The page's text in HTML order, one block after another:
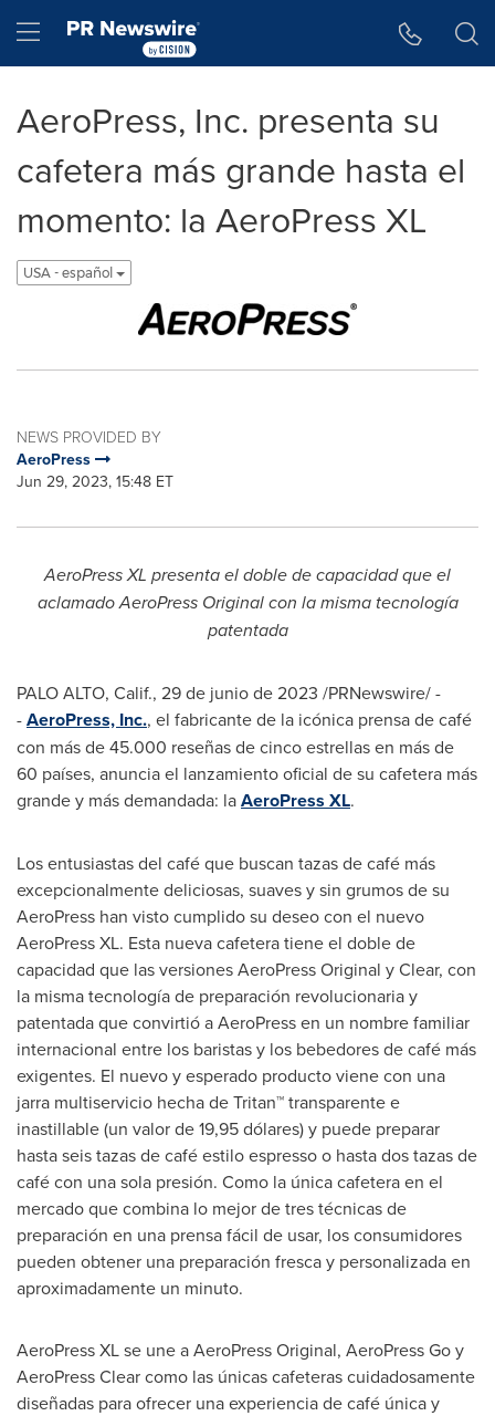
Hamburger menu
AeroPress, Inc. presenta su
cafetera más grande hasta el
momento: la AeroPress XL
USA - español
NEWS PROVIDED BY
AeroPress
Jun 29, 2023, 15:48 ET
AeroPress XL presenta el doble de capacidad que el
aclamado AeroPress Original con la misma tecnología
patentada
PALO ALTO, Calif., 29 de junio de 2023 /PRNewswire/ -
-AeroPress, Inc., el fabricante de la icónica prensa de café
con más de 45.000 reseñas de cinco estrellas en más de
60 países, anuncia el lanzamiento oficial de su cafetera más
grande y más demandada: laAeroPress XL.
Los entusiastas del café que buscan tazas de café más
excepcionalmente deliciosas, suaves y sin grumos de su
AeroPress han visto cumplido su deseo con el nuevo
AeroPress XL. Esta nueva cafetera tiene el doble de
capacidad que las versiones AeroPress Original y Clear, con
la misma tecnología de preparación revolucionaria y
patentada que convirtió a AeroPress en un nombre familiar
internacional entre los baristas y los bebedores de café más
exigentes. El nuevo y esperado producto viene con una
jarra multiservicio hecha de Tritan™ transparente e
inastillable (un valor de 19,95 dólares) y puede preparar
hasta seis tazas de café estilo espresso o hasta dos tazas de
café con una sola presión. Como la única cafetera en el
mercado que combina lo mejor de tres técnicas de
preparación en una prensa fácil de usar, los consumidores
pueden obtener una preparación fresca y personalizada en
aproximadamente un minuto.
AeroPress XL se une a AeroPress Original, AeroPress Go y
AeroPress Clear como las únicas cafeteras cuidadosamente
diseñadas para ofrecer una experiencia de café única y